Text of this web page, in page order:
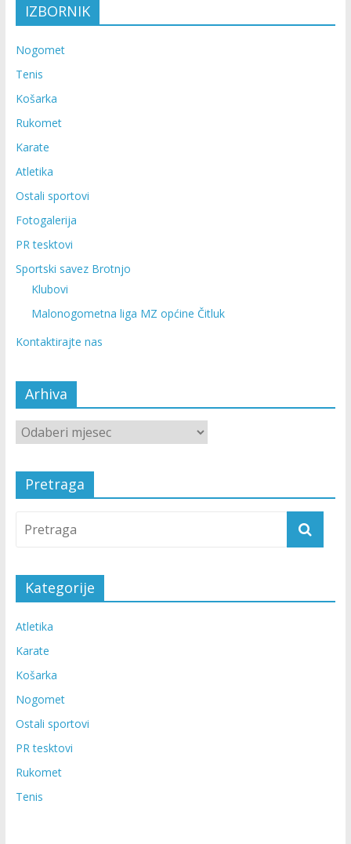
IZBORNIK
Nogomet
Tenis
Košarka
Rukomet
Karate
Atletika
Ostali sportovi
Fotogalerija
PR tesktovi
Sportski savez Brotnjo
Klubovi
Malonogometna liga MZ općine Čitluk
Kontaktirajte nas
Arhiva
Pretraga
Kategorije
Atletika
Karate
Košarka
Nogomet
Ostali sportovi
PR tesktovi
Rukomet
Tenis